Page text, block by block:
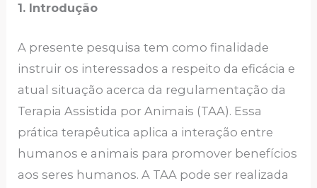
1. Introdução
A presente pesquisa tem como finalidade
instruir os interessados a respeito da eficácia e
atual situação acerca da regulamentação da
Terapia Assistida por Animais (TAA). Essa
prática terapêutica aplica a interação entre
humanos e animais para promover benefícios
aos seres humanos. A TAA pode ser realizada